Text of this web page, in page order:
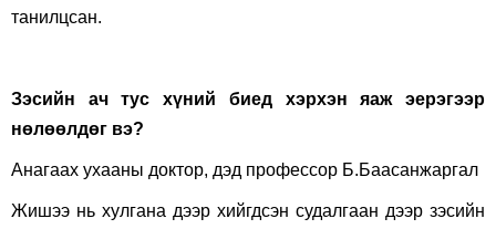
танилцсан.
Зэсийн ач тус хүний биед хэрхэн яаж эерэгээр
нөлөөлдөг вэ?
Анагаах ухааны доктор, дэд профессор Б.Баасанжаргал
Жишээ нь хулгана дээр хийгдсэн судалгаан дээр зэсийн